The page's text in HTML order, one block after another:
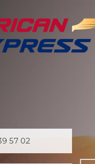
57 02